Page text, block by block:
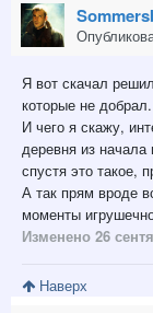
Я вот скачал
которые не добрал.
И чего я скажу,
деревня из начала
спустя это такое,
А так прям вроде
моменты
Изменено 26
Наверх